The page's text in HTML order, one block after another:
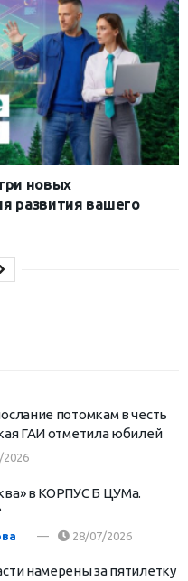
новых
развития вашего
потомкам в честь
ГАИ отметила юбилей
2026
в КОРПУС Б ЦУМа.
28/07/2026
намерены за пятилетку